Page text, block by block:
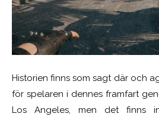
Historien finns som sagt där och
för spelaren i dennes framfart
Los Angeles, men det finns